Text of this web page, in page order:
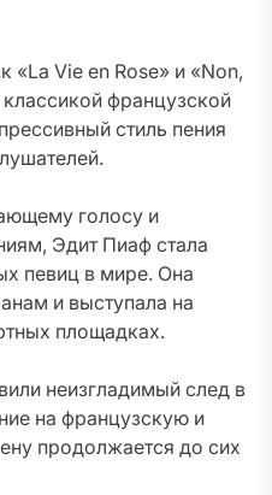
«La Vie en Rose» и «Non,
французской
стиль пения
голосу и
Эдит Пиаф стала
певиц в мире. Она
и выступала на
площадках.
неизгладимый след в
на французскую и
продолжается до сих